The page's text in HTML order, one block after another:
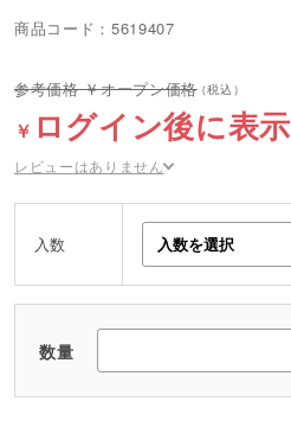
商品コード：5619407
オープン価格
ログイン後に表示
レビューはありません
入数
数量